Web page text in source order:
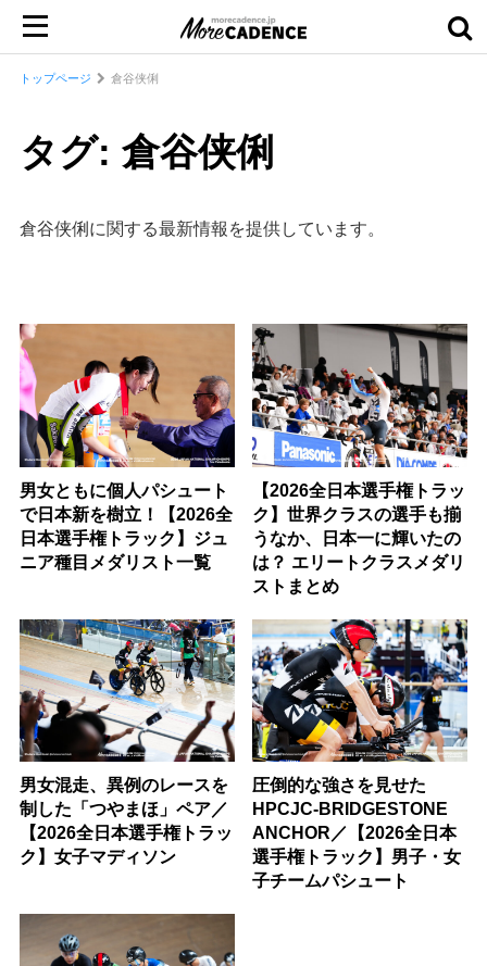
トップページ 倉谷侠俐
タグ: 倉谷侠俐
倉谷侠俐に関する最新情報を提供しています。
男女ともに個人パシュート
で日本新を樹立！【2026全
日本選手権トラック】ジュ
ニア種目メダリスト一覧
【2026全日本選手権トラッ
ク】世界クラスの選手も揃
うなか、日本一に輝いたの
は？ エリートクラスメダリ
ストまとめ
男女混走、異例のレースを
制した「つやまほ」ペア／
【2026全日本選手権トラッ
ク】女子マディソン
圧倒的な強さを見せた
HPCJC-BRIDGESTONE
ANCHOR／【2026全日本
選手権トラック】男子・女
子チームパシュート